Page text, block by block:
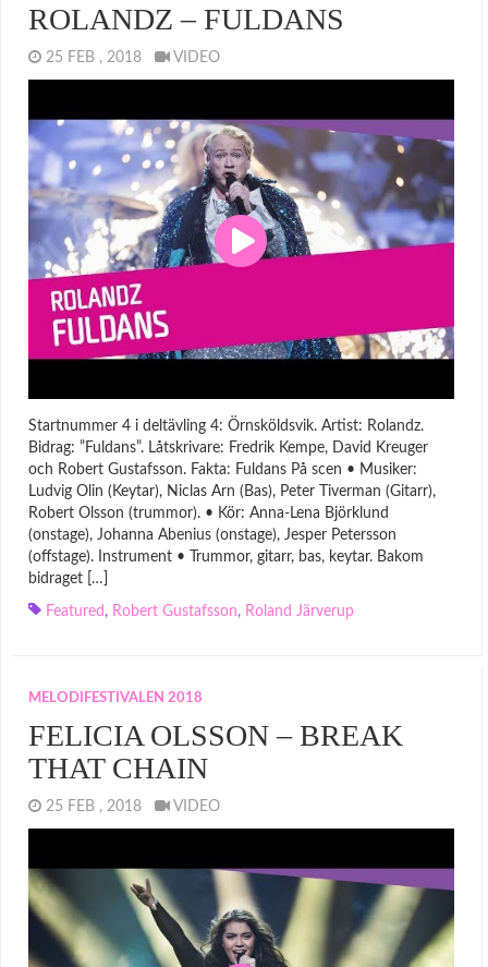
ROLANDZ – FULDANS
25 FEB , 2018 VIDEO
Startnummer 4 i deltävling 4: Örnsköldsvik. Artist: Rolandz.
Bidrag: ”Fuldans”. Låtskrivare: Fredrik Kempe, David Kreuger
och Robert Gustafsson. Fakta: Fuldans På scen • Musiker:
Ludvig Olin (Keytar), Niclas Arn (Bas), Peter Tiverman (Gitarr),
Robert Olsson (trummor). • Kör: Anna-Lena Björklund
(onstage), Johanna Abenius (onstage), Jesper Petersson
(offstage). Instrument • Trummor, gitarr, bas, keytar. Bakom
bidraget […]
Featured , Robert Gustafsson, Roland Järverup
MELODIFESTIVALEN 2018
FELICIA OLSSON – BREAK
THAT CHAIN
25 FEB , 2018 VIDEO